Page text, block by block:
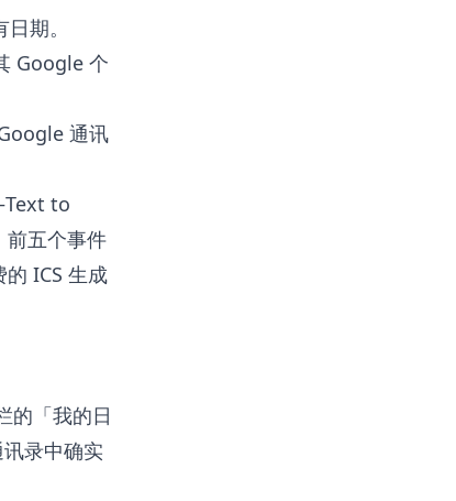
期。
Google 个
通讯
Text to
前五个事件
的 ICS 生成
的「我的日
录中确实